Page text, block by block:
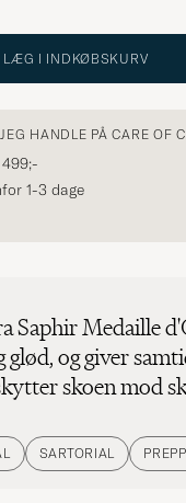
LÆG I INDKØBSKURV
HANDLE PÅ CARE OF
1-3 dage
Saphir Medaille
glød, og giver
skoen mod
SARTORIAL